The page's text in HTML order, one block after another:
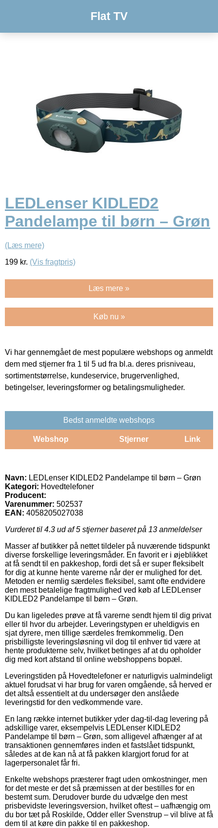
Flat TV
LEDLenser KIDLED2
Pandelampe til børn – Grøn
(Læs mere)
199 kr. (Vis fragtpris)
Læs mere »
Køb nu »
Vi har gennemgået de mest populære webshops og anmeldt
dem med stjerner fra 1 til 5 ud fra bl.a. deres prisniveau,
sortimentstørrelse, kundeservice, brugervenlighed,
betingelser, leveringsformer og betalingsmuligheder.
Bedst anmeldte webshops
Webshop Stjerner Link
Navn: LEDLenser KIDLED2 Pandelampe til børn – Grøn
Kategori: Hovedtelefoner
Producent:
Varenummer: 502537
EAN: 4058205027038
Vurderet til 4.3 ud af 5 stjerner baseret på 13 anmeldelser
Masser af butikker på nettet tildeler på nuværende tidspunkt
diverse forskellige leveringsmåder. En favorit er i øjeblikket
at få sendt til en pakkeshop, fordi det så er super fleksibelt
for dig at kunne hente varerne når der er mulighed for det.
Metoden er nemlig særdeles fleksibel, samt ofte endvidere
den mest betalelige fragtmulighed ved køb af LEDLenser
KIDLED2 Pandelampe til børn – Grøn.
Du kan ligeledes prøve at få varerne sendt hjem til dig privat
eller til hvor du arbejder. Leveringstypen er uheldigvis en
sjat dyrere, men tillige særdeles fremkommelig. Den
prisbilligste leveringsløsning vil dog til enhver tid være at
hente produkterne selv, hvilket betinges af at du opholder
dig med kort afstand til online webshoppens bopæl.
Leveringstiden på Hovedtelefoner er naturligvis ualmindeligt
aktuel forudsat vi har brug for varen omgående, så herved er
det altså essentielt at du undersøger den anslåede
leveringstid for den vedkommende vare.
En lang række internet butikker yder dag-til-dag levering på
adskillige varer, eksempelvis LEDLenser KIDLED2
Pandelampe til børn – Grøn, som alligevel afhænger af at
transaktionen gennemføres inden et fastslået tidspunkt,
således at de kan nå at få pakken klargjort forud for at
lagerpersonalet får fri.
Enkelte webshops præsterer fragt uden omkostninger, men
for det meste er det så præmissen at der bestilles for en
bestemt sum. Derudover burde du udvælge den mest
prisbevidste leveringsversion, hvilket oftest – uafhængig om
du bor tæt på Roskilde, Odder eller Svenstrup – vil blive at få
dem til at køre din pakke til en pakkeshop.